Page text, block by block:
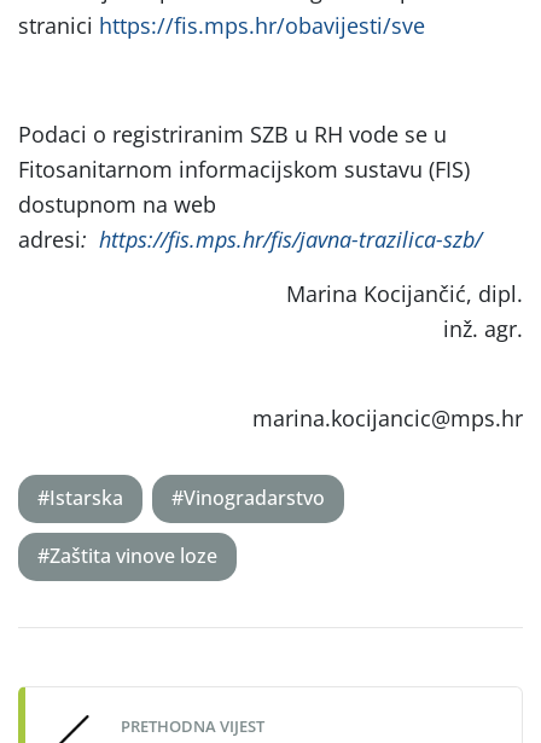
stranici https://fis.mps.hr/obavijesti/sve
Podaci o registriranim SZB u RH vode se u
Fitosanitarnom informacijskom sustavu (FIS)
dostupnom na web
adresi: https://fis.mps.hr/fis/javna-trazilica-szb/
Marina Kocijančić, dipl.
inž. agr.
marina.kocijancic@mps.hr
#Istarska #Vinogradarstvo
#Zaštita vinove loze
navigation
PRETHODNA VIJEST